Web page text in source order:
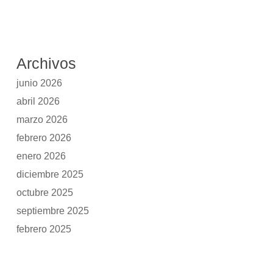
Archivos
junio 2026
abril 2026
marzo 2026
febrero 2026
enero 2026
diciembre 2025
octubre 2025
septiembre 2025
febrero 2025